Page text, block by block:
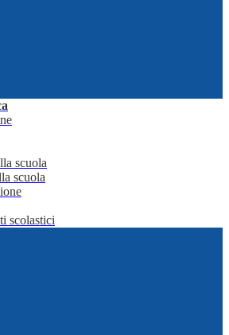
scuola
scuola
scolastici